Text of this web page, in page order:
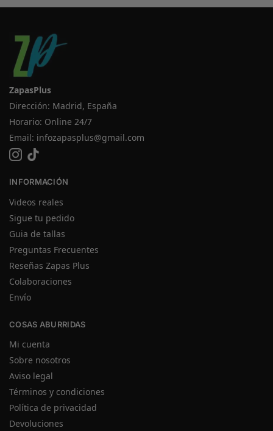
ZapasPlus
Dirección: Madrid, España
Horario: Online 24/7
Email: infozapasplus@gmail.com
INFORMACIÓN
Videos reales
Sigue tu pedido
Guia de tallas
Preguntas Frecuentes
Reseñas Zapas Plus
Colaboraciones
Envío
COSAS ABURRIDAS
Mi cuenta
Sobre nosotros
Aviso legal
Términos y condiciones
Política de privacidad
Devoluciones